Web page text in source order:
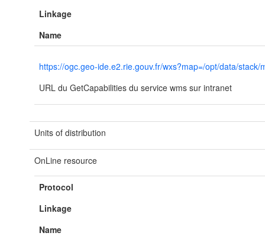
Linkage
Name
https://ogc.geo-ide.e2.rie.gouv.fr/wxs?map=/opt/data/
URL du GetCapabilities du service wms sur intranet
Units of distribution
OnLine resource
Protocol
Linkage
Name